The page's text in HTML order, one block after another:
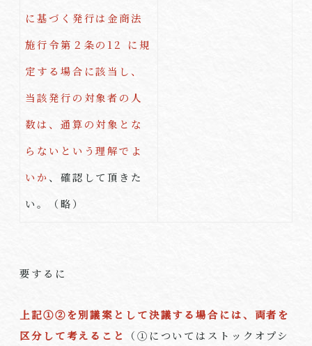
に基づく発行は金商法
施行令第２条の12 に規
定する場合に該当し、
当該発行の対象者の人
数は、通算の対象とな
らないという理解でよ
いか、確認して頂きた
い。（略）
要するに
上記①②を別議案として決議する場合には、両者を
区分して考えること
（①についてはストックオプシ